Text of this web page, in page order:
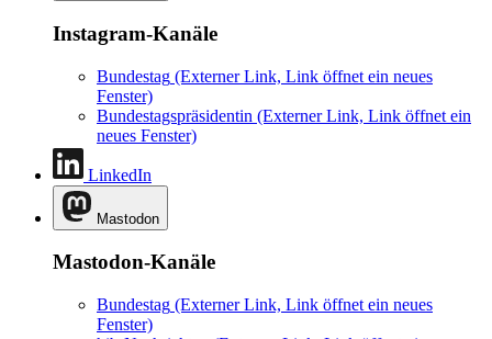
Instagram-Kanäle
Bundestag (Externer Link, Link öffnet ein neues
Fenster)
Bundestagspräsidentin (Externer Link, Link öffnet ein
neues Fenster)
LinkedIn
Mastodon
Mastodon-Kanäle
Bundestag (Externer Link, Link öffnet ein neues
Fenster)